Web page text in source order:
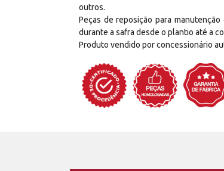
outros.
Peças de reposição para manutenção
durante a safra desde o plantio até a
Produto vendido por concessionário